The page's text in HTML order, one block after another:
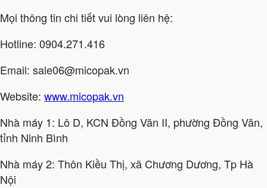
Mọi thông tin chi tiết vui lòng liên hệ:
Hotline: 0904.271.416
Email: sale06@micopak.vn
Website: www.micopak.vn
Nhà máy 1: Lô D, KCN Đồng Văn II, phường Đồng Văn,
tỉnh Ninh Bình
Nhà máy 2: Thôn Kiều Thị, xã Chương Dương, Tp Hà
Nội